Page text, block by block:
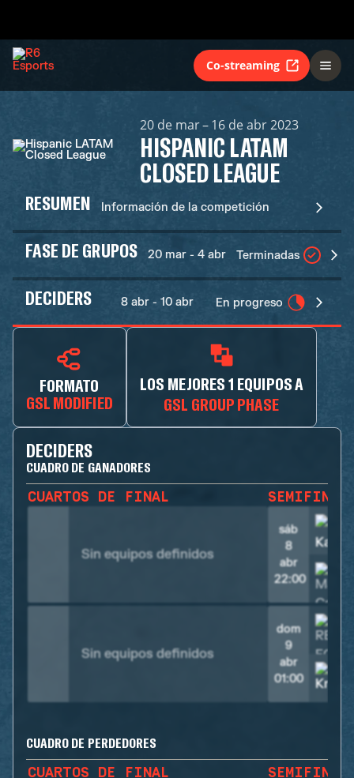
Co-streaming
20 de mar – 16 de abr 2023
HISPANIC LATAM
CLOSED LEAGUE
RESUMEN Información de la competición
FASE DE GRUPOS 20 mar - 4 abr Terminadas
DECIDERS 8 abr - 10 abr En progreso
FORMATO
GSL MODIFIED
LOS MEJORES 1 EQUIPOS A
GSL GROUP PHASE
DECIDERS
CUADRO DE GANADORES
CUARTOS DE FINAL
Sin equipos definidos
Sin equipos definidos
SEMIFINAL
sáb
8
abr
22:00
dom
9
abr
01:00
CUADRO DE PERDEDORES
CUARTOS DE FINAL SEMIFINAL